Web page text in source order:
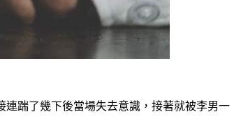
踹了幾下後當場失去意識，接著就被李男一